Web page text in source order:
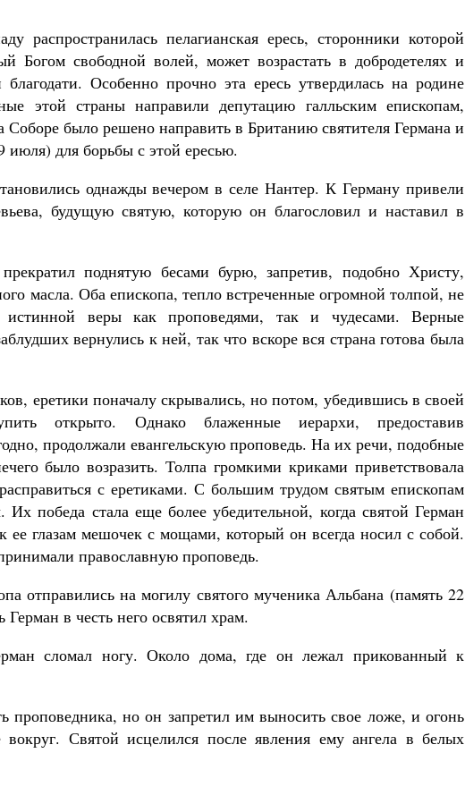
пелагианская ересь, сторонники которой
Богом свободной волей, может возрастать в добродетелях и
Особенно прочно эта ересь утвердилась на родине
этой страны направили депутацию галльским епископам,
Соборе было решено направить в Британию святителя Германа и
июля) для борьбы с этой ересью.
однажды вечером в селе Нантер. К Герману привели
будущую святую, которую он благословил и наставил в
поднятую бесами бурю, запретив, подобно Христу,
масла. Оба епископа, тепло встреченные огромной толпой, не
истинной веры как проповедями, так и чудесами. Верные
вернулись к ней, так что вскоре вся страна готова была
еретики поначалу скрывались, но потом, убедившись в своей
открыто. Однако блаженные иерархи, предоставив
продолжали евангельскую проповедь. На их речи, подобные
было возразить. Толпа громкими криками приветствовала
с еретиками. С большим трудом святым епископам
Их победа стала еще более убедительной, когда святой Герман
глазам мешочек с мощами, который он всегда носил с собой.
православную проповедь.
отправились на могилу святого мученика Альбана (память 22
в честь него освятил храм.
сломал ногу. Около дома, где он лежал прикованный к
проповедника, но он запретил им выносить свое ложе, и огонь
Святой исцелился после явления ему ангела в белых